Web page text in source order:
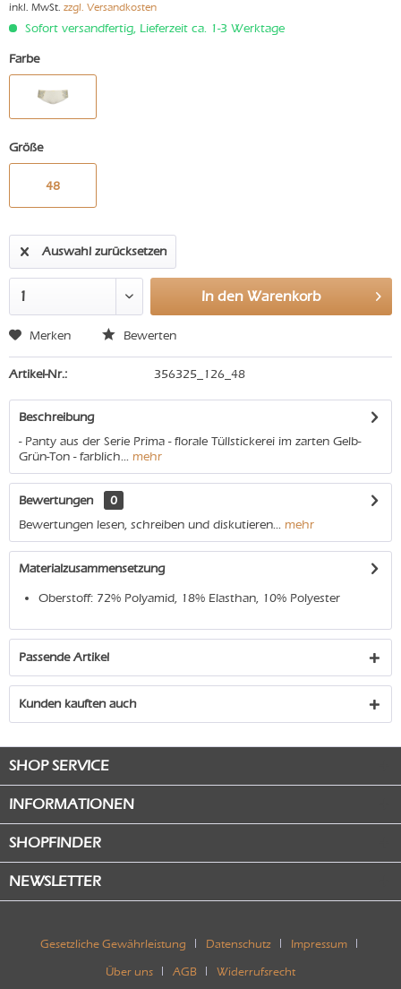
inkl. MwSt. zzgl. Versandkosten
Sofort versandfertig, Lieferzeit ca. 1-3 Werktage
Farbe
Größe
48
Auswahl zurücksetzen
In den Warenkorb
Merken Bewerten
Artikel-Nr.: 356325_126_48
Beschreibung
- Panty aus der Serie Prima - florale Tüllstickerei im zarten Gelb-
Grün-Ton - farblich... mehr
Bewertungen
0
Bewertungen lesen, schreiben und diskutieren... mehr
Materialzusammensetzung
Oberstoff: 72% Polyamid, 18% Elasthan, 10% Polyester
Passende Artikel
Kunden kauften auch
SHOP SERVICE
INFORMATIONEN
SHOPFINDER
NEWSLETTER
Gesetzliche Gewährleistung Datenschutz Impressum
Über uns AGB Widerrufsrecht